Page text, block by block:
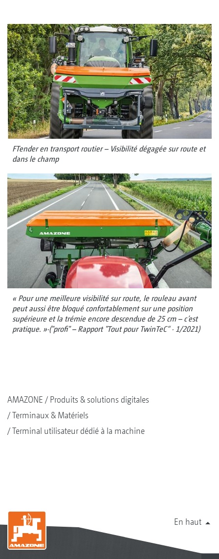
FTender en transport routier – Visibilité dégagée sur route et
dans le champ
« Pour une meilleure visibilité sur route, le rouleau avant
peut aussi être bloqué confortablement sur une position
supérieure et la trémie encore descendue de 25 cm – c’est
pratique. »·("profi" – Rapport "Tout pour TwinTeC“ · 1/2021)
AMAZONE
Produits & solutions digitales
Terminaux & Matériels
Terminal utilisateur dédié à la machine
En haut